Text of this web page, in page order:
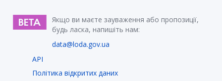
Якщо ви маєте зауваження або пропозиції,
будь ласка, напишіть нам:
data@loda.gov.ua
API
Політика відкритих даних